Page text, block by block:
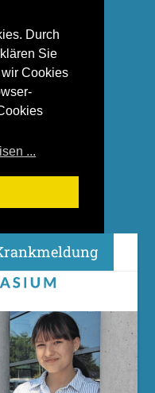
Durch
Sie
Cookies
...